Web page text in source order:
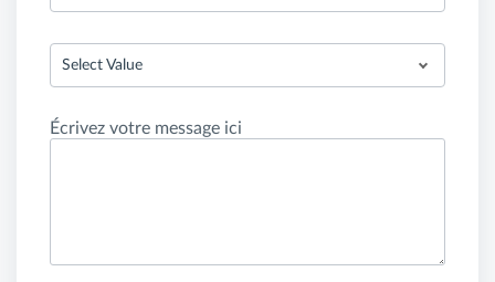
Select Value
Écrivez votre message ici